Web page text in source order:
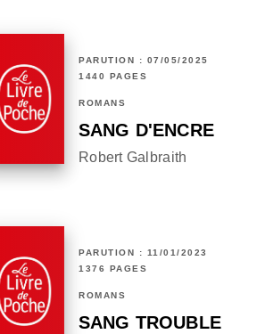
PARUTION : 07/05/2025
1440 PAGES
ROMANS
SANG D'ENCRE
Robert Galbraith
PARUTION : 11/01/2023
1376 PAGES
ROMANS
SANG TROUBLE